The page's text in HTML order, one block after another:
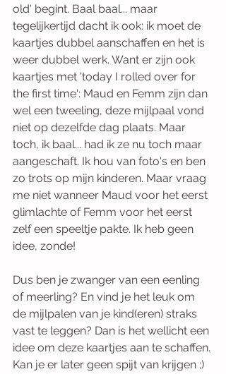
old' begint. Baal baal... maar
tegelijkertijd dacht ik ook: ik moet de
kaartjes dubbel aanschaffen en het is
weer dubbel werk. Want er zijn ook
kaartjes met 'today I rolled over for
the first time': Maud en Femm zijn dan
wel een tweeling, deze mijlpaal vond
niet op dezelfde dag plaats. Maar
toch, ik baal... had ik ze nu toch maar
aangeschaft. Ik hou van foto's en ben
zo trots op mijn kinderen. Maar vraag
me niet wanneer Maud voor het eerst
glimlachte of Femm voor het eerst
zelf een speeltje pakte. Ik heb geen
idee, zonde!
Dus ben je zwanger van een eenling
of meerling? En vind je het leuk om
de mijlpalen van je kind(eren) straks
vast te leggen? Dan is het wellicht een
idee om deze kaartjes aan te schaffen.
Kan je er later geen spijt van krijgen ;)